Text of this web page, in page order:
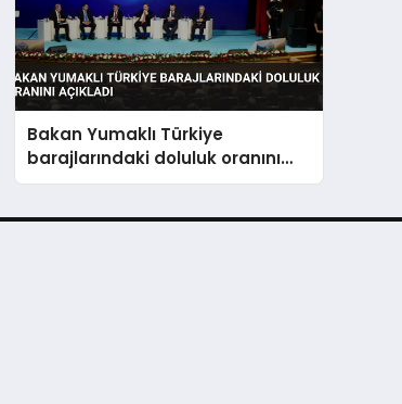
Bakan Yumaklı Türkiye
barajlarındaki doluluk oranını
açıkladı